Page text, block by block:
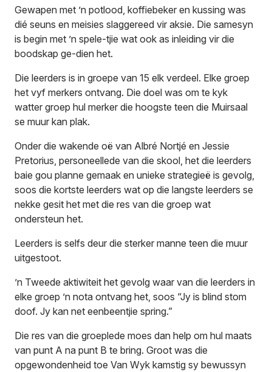
Gewapen met ’n potlood, koffiebeker en kussing was
dié seuns en meisies slaggereed vir aksie. Die samesyn
is begin met ’n spele-tjie wat ook as inleiding vir die
boodskap ge-dien het.
Die leerders is in groepe van 15 elk verdeel. Elke groep
het vyf merkers ontvang. Die doel was om te kyk
watter groep hul merker die hoogste teen die Muirsaal
se muur kan plak.
Onder die wakende oë van Albré Nortjé en Jessie
Pretorius, personeellede van die skool, het die leerders
baie gou planne gemaak en unieke strategieë is gevolg,
soos die kortste leerders wat op die langste leerders se
nekke gesit het met die res van die groep wat
ondersteun het.
Leerders is selfs deur die sterker manne teen die muur
uitgestoot.
’n Tweede aktiwiteit het gevolg waar van die leerders in
elke groep ’n nota ontvang het, soos “Jy is blind stom
doof. Jy kan net eenbeentjie spring.”
Die res van die groeplede moes dan help om hul maats
van punt A na punt B te bring. Groot was die
opgewondenheid toe Van Wyk kamstig sy bewussyn